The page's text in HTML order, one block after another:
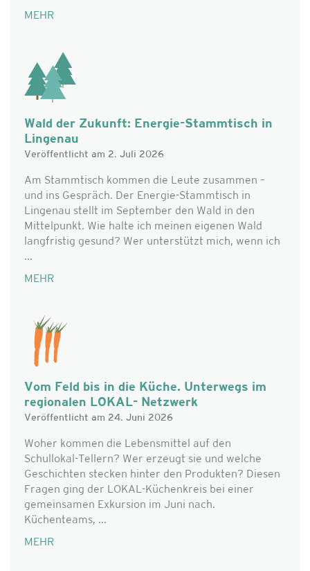
MEHR
Wald der Zukunft: Energie-Stammtisch in
Lingenau
Veröffentlicht am 2. Juli 2026
Am Stammtisch kommen die Leute zusammen –
und ins Gespräch. Der Energie-Stammtisch in
Lingenau stellt im September den Wald in den
Mittelpunkt. Wie halte ich meinen eigenen Wald
langfristig gesund? Wer unterstützt mich, wenn ich
...
MEHR
Vom Feld bis in die Küche. Unterwegs im
regionalen LOKAL- Netzwerk
Veröffentlicht am 24. Juni 2026
Woher kommen die Lebensmittel auf den
Schullokal-Tellern? Wer erzeugt sie und welche
Geschichten stecken hinter den Produkten? Diesen
Fragen ging der LOKAL-Küchenkreis bei einer
gemeinsamen Exkursion im Juni nach.
Küchenteams, ...
MEHR